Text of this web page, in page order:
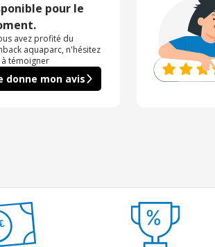
pour le
avez profité du
aquaparc, n'hésitez
à témoigner
donne mon avis